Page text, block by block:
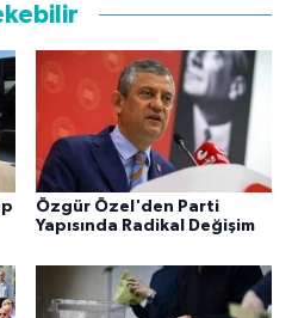
Özgür Özel'den Parti
Yapısında Radikal Değişim